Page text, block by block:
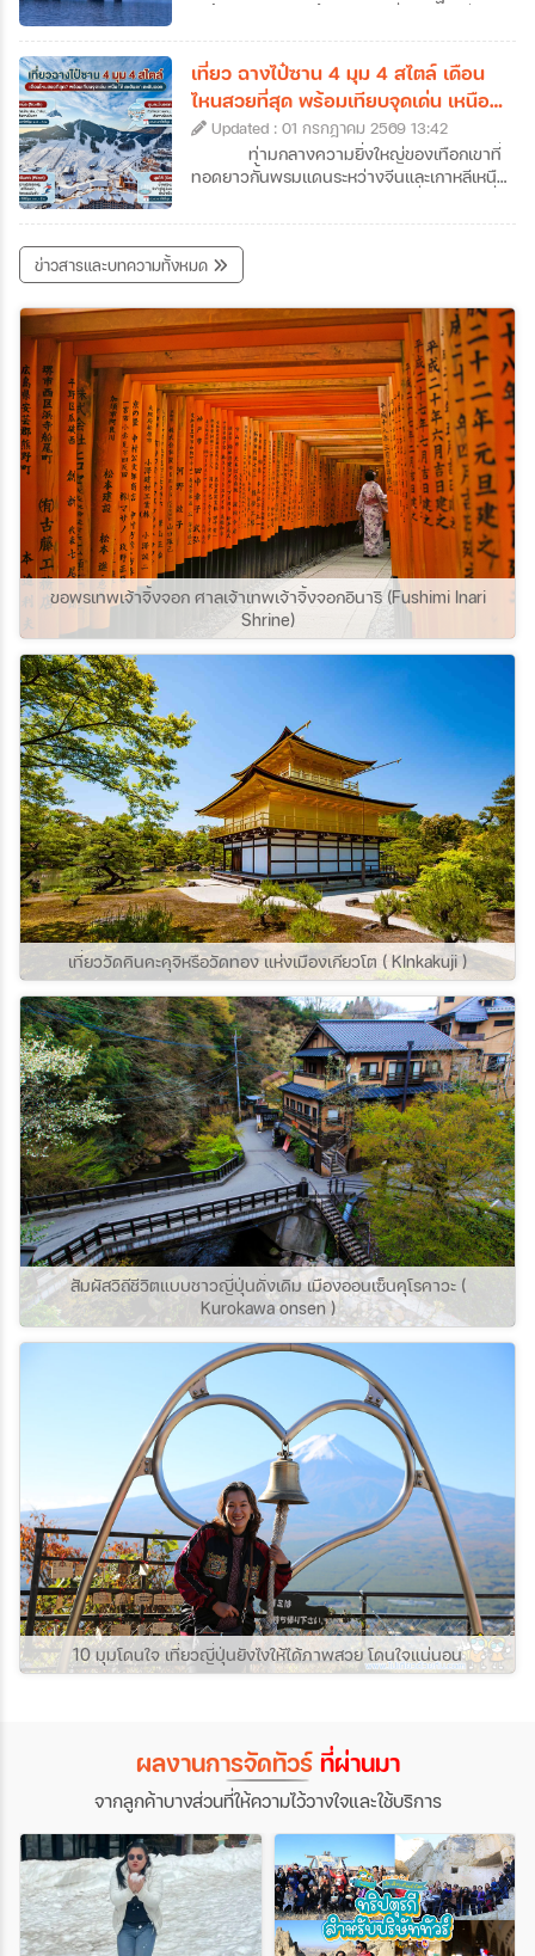
แต่ถ้าหากได้ลองได้หยุดพักเที่ยวจูไห่และออกไป
สัมผัสแลนด์มาร์คสำคัญ ๆ ของเมืองดูสักครั้ง
รับรองได้ว่าจะตกหลุมรักความละเมียดละไมของ
เมืองนี้กันอย่างถอนตัวไม่ขึ้นค่ะ ซึ่งเราก็ได้
รวบรวมข้อมูลเที่ยวจูไห่ที่น่าสนใจ พร้อมเปิดลิ
สต์ 7 พิกัดห้ามพลาดที่เมืองชายทะเลสุดโรแมน
ติกแห่งนี้มาฝากกันค่ะ
ทั้งเกาะกลายเป็นสีขาวโพลนดั่งปะการังหิมะ
ส่องประกายระยิบระยับราวผลึกแก้ว กลายเป็น
ทิวทัศน์สุดอัศจรรย์ที่งดงามราวกับหลุดออกมา
จากภาพวาดพู่กันจีนซ่อนตัวอยู่ สถานที่แห่งนี้
คือเกาะวูซง (Wusong) เกาะเล็ก ๆ ซึ่งตั้งอยู่ใน
แม่น้ำซงฮวา (Songhua) ใกล้กับเมืองจี๋หลิน
(Jilin City) ในประเทศจีนค่ะ หากคุณเป็นคนที่
เดินทางที่เต็มไปด้วยเสน่ห์ของวัฒนธรรมท้อง
ถิ่น การวางแผนมาเที่ยวเกาะวูซงเพื่อสัมผัส
ปรากฏการณ์อันน่าอัศจรรย์นี้ด้วยตาตัวเองสัก
ครั้ง คือรางวัลชีวิตที่คุ้มค่าเกินบรรยายอย่าง
แน่นอนค่ะ ว่าแล้วก็อย่ารอช้าเพราะเราได้
รวบรวม ข้อมูลเที่ยวเกาะวูซง ที่ได้ชื่อว่าเป็น
หนึ่งในสี่สิ่งมหัศจรรย์ทางธรรมชาติที่ห้ามพลาด
ของจีนมาให้แล้วค่ะ
เที่ยว ฉางไป๋ซาน 4 มุม 4 สไตล์ เดือน
ไหนสวยที่สุด พร้อมเทียบจุดเด่น เหนือ
ใต้ ตะวันตก ตะวันออก
Updated : 01 กรกฎาคม 2569 13:42
ท่ามกลางความยิ่งใหญ่ของเทือกเขาที่
ทอดยาวกั้นพรมแดนระหว่างจีนและเกาหลีเหนือ
ทัวร์จีนจี๋หลินที่สามารถเดินทางไปสัมผัสความ
มหัศจรรย์ของธรรมชาติได้ตลอดทั้งปี สถานที่
แห่งนี้ไม่ได้มีเพียงแค่ภูเขาหิมะที่ขาวโพลนในฤดู
หนาว แต่ยังซ่อนเร้นความงามของทะเลสาบ
สีน้ำเงินเข้มบนปากปล่องภูเขาไฟที่สูงที่สุดในจีน
รวมถึงผืนป่าดึกดำบรรพ์ที่เปลี่ยนสีสันไปตาม
ฤดูกาลอย่างน่าอัศจรรย์ แน่นอนว่าวันนี้เราจะ
พาทุกท่านมาทัวร์ฉางไป๋ซานแบบครบทุกซอก
ทุกมุม พร้อมข้อมูลเที่ยวฉางไป๋ซานแบบละเอียด
ไม่ว่าจะเป็นความงามทั้ง 4 ด้านของฉางไป๋ซาน
สถานที่เที่ยวฉางไป๋ซานและกิจกรรมต่าง ๆ เพื่อ
ช่วยให้สามารถวางแผนทริปทัวร์ฉางไป๋ซานได้
อย่างสมบูรณ์แบบที่สุดค่ะ เตรียมตัวให้พร้อม
แล้วมาร่วมเดินทางไปกับเราที่ภูเขาศักดิ์สิทธิ์
แห่งนี้กันค่ะ
ข่าวสารและบทความทั้งหมด
ขอพรเทพเจ้าจิ้งจอก ศาลเจ้าเทพเจ้าจิ้งจอกอินาริ (Fushimi Inari
Shrine)
เที่ยววัดคินคะคุจิหรือวัดทอง แห่งเมืองเกียวโต ( KInkakuji )
สัมผัสวิถีชีวิตแบบชาวญี่ปุ่นดั่งเดิม เมืองออนเซ็นคุโรคาวะ (
Kurokawa onsen )
10 มุมโดนใจ เที่ยวญี่ปุ่นยังไงให้ได้ภาพสวย โดนใจแน่นอน
ผลงานการจัดทัวร์ที่ผ่านมา
จากลูกค้าบางส่วนที่ให้ความไว้วางใจและใช้บริการ